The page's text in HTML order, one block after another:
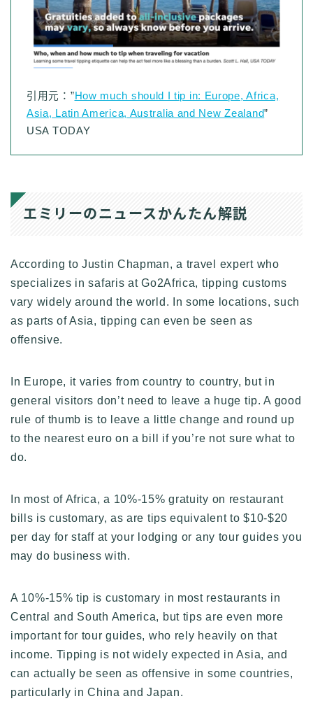
引用元：”How much should I tip in: Europe, Africa,
Asia, Latin America, Australia and New Zealand”
USA TODAY
エミリーのニュースかんたん解説
According to Justin Chapman, a travel expert who
specializes in safaris at Go2Africa, tipping customs
vary widely around the world. In some locations, such
as parts of Asia, tipping can even be seen as
offensive.
In Europe, it varies from country to country, but in
general visitors don’t need to leave a huge tip. A good
rule of thumb is to leave a little change and round up
to the nearest euro on a bill if you’re not sure what to
do.
In most of Africa, a 10%-15% gratuity on restaurant
bills is customary, as are tips equivalent to $10-$20
per day for staff at your lodging or any tour guides you
may do business with.
A 10%-15% tip is customary in most restaurants in
Central and South America, but tips are even more
important for tour guides, who rely heavily on that
income. Tipping is not widely expected in Asia, and
can actually be seen as offensive in some countries,
particularly in China and Japan.